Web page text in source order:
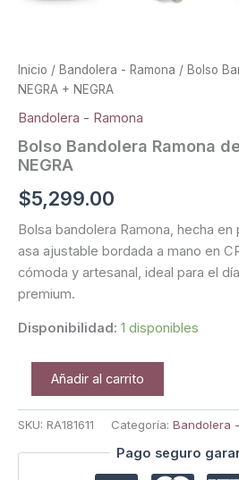
Inicio / Bandolera - Ramona / Bolso
NEGRA + NEGRA
Bandolera - Ramona
Bolso Bandolera Ramona
NEGRA
$5,299.00
Bolsa bandolera Ramona, hecha en
asa ajustable bordada a mano en
cómoda y artesanal, ideal para el
premium.
Disponibilidad: 1 disponibles
Añadir al carrito
SKU: RA181611 Categoría: Bandolera
Pago seguro